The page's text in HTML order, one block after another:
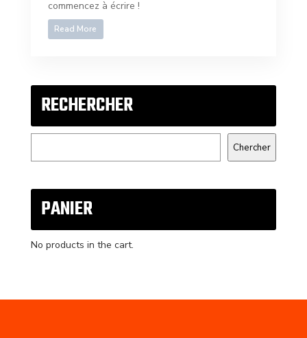
commencez à écrire !
Read More
RECHERCHER
Chercher
PANIER
No products in the cart.